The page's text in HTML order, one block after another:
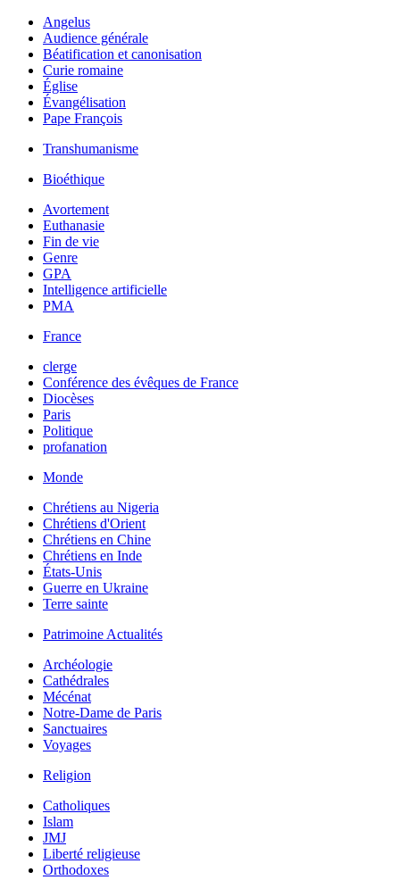
Angelus
Audience générale
Béatification et canonisation
Curie romaine
Église
Évangélisation
Pape François
Transhumanisme
Bioéthique
Avortement
Euthanasie
Fin de vie
Genre
GPA
Intelligence artificielle
PMA
France
clerge
Conférence des évêques de France
Diocèses
Paris
Politique
profanation
Monde
Chrétiens au Nigeria
Chrétiens d'Orient
Chrétiens en Chine
Chrétiens en Inde
États-Unis
Guerre en Ukraine
Terre sainte
Patrimoine Actualités
Archéologie
Cathédrales
Mécénat
Notre-Dame de Paris
Sanctuaires
Voyages
Religion
Catholiques
Islam
JMJ
Liberté religieuse
Orthodoxes